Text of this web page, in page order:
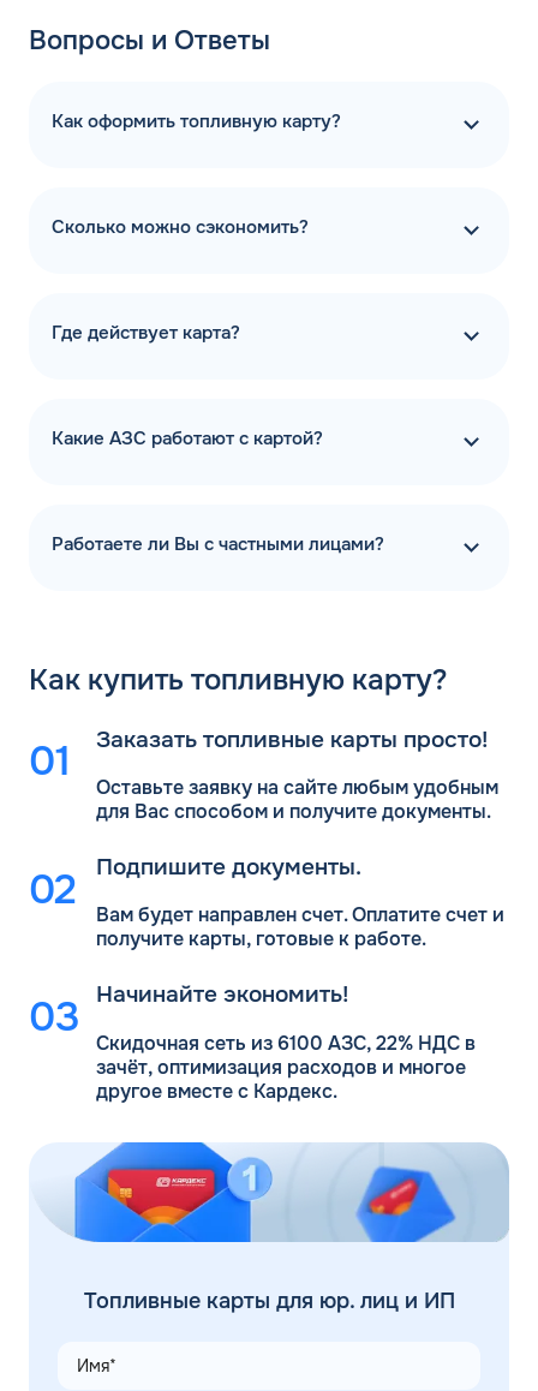
Вопросы и Ответы
Как оформить топливную карту?
Сколько можно сэкономить?
Где действует карта?
Какие АЗС работают с картой?
Работаете ли Вы с частными лицами?
Как купить топливную карту?
Заказать топливные карты просто!
Оставьте заявку на сайте любым удобным
для Васспособом и получите документы.
Подпишите документы.
Вам будет направлен счет. Оплатите счет и
получите карты, готовые к работе.
Начинайте экономить!
Скидочная сеть из 6100 АЗС, 22% НДС в
зачёт, оптимизация расходов и многое
другое вместе с Кардекс.
Топливные карты для юр. лиц и ИП